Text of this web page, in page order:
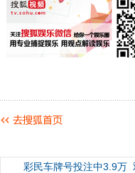
彩民车牌号投注中3.9万